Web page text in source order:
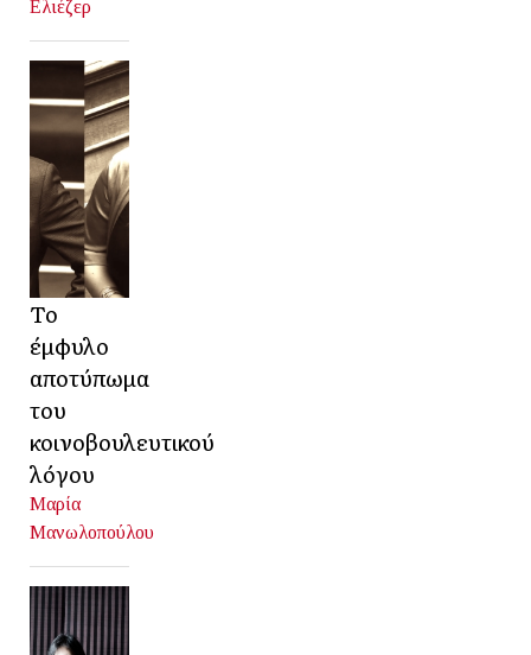
Ελιέζερ
Το
έμφυλο
αποτύπωμα
του
κοινοβουλευτικού
λόγου
Μαρία
Μανωλοπούλου